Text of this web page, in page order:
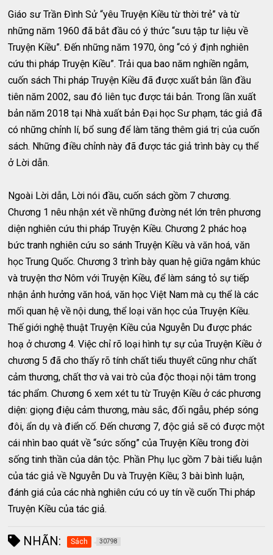
Giáo sư Trần Đình Sử “yêu Truyện Kiều từ thời trẻ” và từ
những năm 1960 đã bắt đầu có ý thức “sưu tập tư liệu về
Truyện Kiều”. Đến những năm 1970, ông “có ý định nghiên
cứu thi pháp Truyện Kiều”. Trải qua bao năm nghiền ngẫm,
cuốn sách Thi pháp Truyện Kiều đã được xuất bản lần đầu
tiên năm 2002, sau đó liên tục được tái bản. Trong lần xuất
bản năm 2018 tại Nhà xuất bản Đại học Sư phạm, tác giả đã
có những chỉnh lí, bổ sung để làm tăng thêm giá trị của cuốn
sách. Những điều chỉnh này đã được tác giả trình bày cụ thể
ở Lời dẫn.
Ngoài Lời dẫn, Lời nói đầu, cuốn sách gồm 7 chương.
Chương 1 nêu nhận xét về những đường nét lớn trên phương
diện nghiên cứu thi pháp Truyện Kiều. Chương 2 phác hoạ
bức tranh nghiên cứu so sánh Truyện Kiều và văn hoá, văn
học Trung Quốc. Chương 3 trình bày quan hệ giữa ngâm khúc
và truyện thơ Nôm với Truyện Kiều, để làm sáng tỏ sự tiếp
nhận ảnh hưởng văn hoá, văn học Việt Nam mà cụ thể là các
mối quan hệ về nội dung, thể loại văn học của Truyện Kiều.
Thế giới nghệ thuật Truyện Kiều của Nguyễn Du được phác
hoạ ở chương 4. Việc chỉ rõ loại hình tự sự của Truyện Kiều ở
chương 5 đã cho thấy rõ tính chất tiểu thuyết cũng như chất
cảm thương, chất thơ và vai trò của độc thoại nội tâm trong
tác phẩm. Chương 6 xem xét tu từ Truyện Kiều ở các phương
diện: giọng điệu cảm thương, màu sắc, đối ngẫu, phép sóng
đôi, ẩn dụ và điển cố. Đến chương 7, độc giả sẽ có được một
cái nhìn bao quát về “sức sống” của Truyện Kiều trong đời
sống tinh thần của dân tộc. Phần Phụ lục gồm 7 bài tiểu luận
của tác giả về Nguyễn Du và Truyện Kiều; 3 bài bình luận,
đánh giá của các nhà nghiên cứu có uy tín về cuốn Thi pháp
Truyện Kiều của tác giả.
NHÃN: Sách 30798